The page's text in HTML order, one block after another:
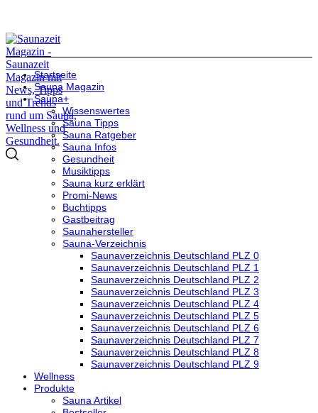
Startseite
Sauna Magazin
Sauna+
Wissenswertes
Sauna Tipps
Sauna Ratgeber
Sauna Infos
Gesundheit
Musiktipps
Sauna kurz erklärt
Promi-News
Buchtipps
Gastbeitrag
Saunahersteller
Sauna-Verzeichnis
Saunaverzeichnis Deutschland PLZ 0
Saunaverzeichnis Deutschland PLZ 1
Saunaverzeichnis Deutschland PLZ 2
Saunaverzeichnis Deutschland PLZ 3
Saunaverzeichnis Deutschland PLZ 4
Saunaverzeichnis Deutschland PLZ 5
Saunaverzeichnis Deutschland PLZ 6
Saunaverzeichnis Deutschland PLZ 7
Saunaverzeichnis Deutschland PLZ 8
Saunaverzeichnis Deutschland PLZ 9
Wellness
Produkte
Sauna Artikel